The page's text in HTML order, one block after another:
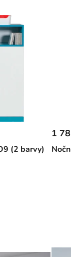
(2 barvy)
1